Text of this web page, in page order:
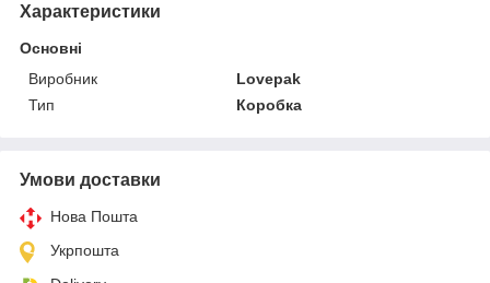
Характеристики
Основні
Виробник
Lovepak
Тип
Коробка
Умови доставки
Нова Пошта
Укрпошта